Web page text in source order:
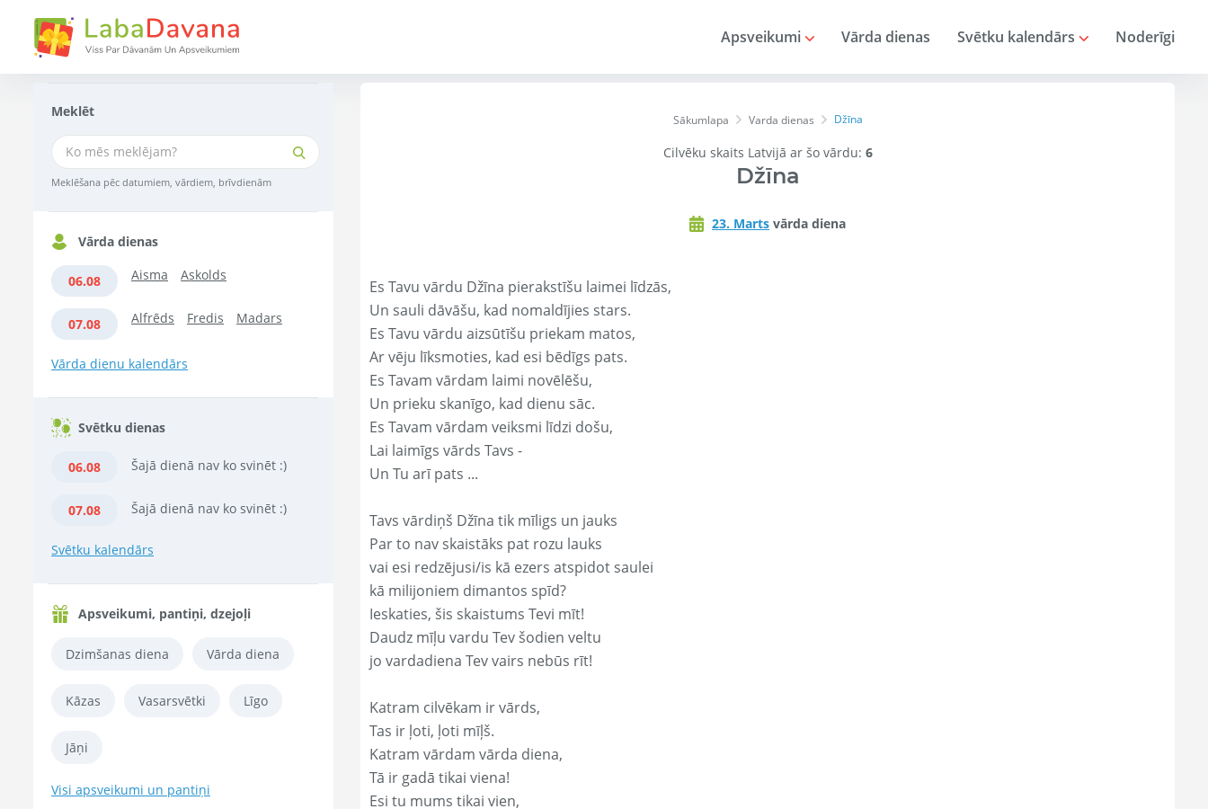
Apsveikumi Vārda dienas Svētku kalendārs Noderīgi
Meklēt
Meklēšana pēc datumiem, vārdiem, brīvdienām
Vārda dienas
06.08 Aisma Askolds
07.08 Alfrēds Fredis Madars
Vārda dienu kalendārs
Svētku dienas
06.08 Šajā dienā nav ko svinēt :)
07.08 Šajā dienā nav ko svinēt :)
Svētku kalendārs
Apsveikumi, pantiņi, dzejoļi
Dzimšanas diena Vārda diena
Kāzas Vasarsvētki Līgo
Jāņi
Visi apsveikumi un pantiņi
Sākumlapa Varda dienas Džīna
Cilvēku skaits Latvijā ar šo vārdu: 6
Džīna
23. Marts vārda diena
Es Tavu vārdu Džīna pierakstīšu laimei līdzās,
Un sauli dāvāšu, kad nomaldījies stars.
Es Tavu vārdu aizsūtīšu priekam matos,
Ar vēju līksmoties, kad esi bēdīgs pats.
Es Tavam vārdam laimi novēlēšu,
Un prieku skanīgo, kad dienu sāc.
Es Tavam vārdam veiksmi līdzi došu,
Lai laimīgs vārds Tavs -
Un Tu arī pats ...
Tavs vārdiņš Džīna tik mīligs un jauks
Par to nav skaistāks pat rozu lauks
vai esi redzējusi/is kā ezers atspidot saulei
kā milijoniem dimantos spīd?
Ieskaties, šis skaistums Tevi mīt!
Daudz mīļu vardu Tev šodien veltu
jo vardadiena Tev vairs nebūs rīt!
Katram cilvēkam ir vārds,
Tas ir ļoti, ļoti mīļš.
Katram vārdam vārda diena,
Tā ir gadā tikai viena!
Esi tu mums tikai vien,